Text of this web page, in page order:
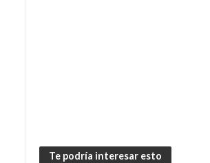
Te podría interesar esto